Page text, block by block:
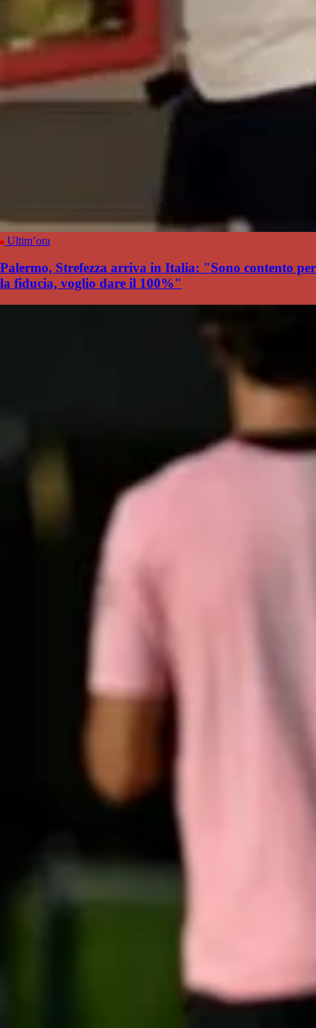
Ultim’ora
Palermo, Strefezza arriva in Italia: "Sono contento per
la fiducia, voglio dare il 100%"